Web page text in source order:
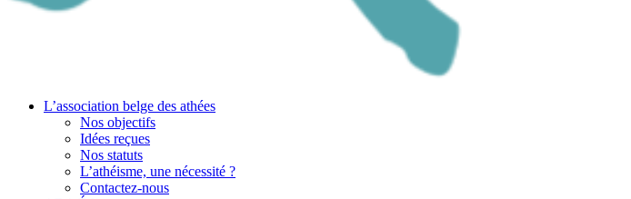
L’association belge des athées
Nos objectifs
Idées reçues
Nos statuts
L’athéisme, une nécessité ?
Contactez-nous